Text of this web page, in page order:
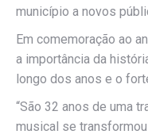
município a novos
Em comemoração ao
a importância da
longo dos anos e o
“São 32 anos de uma
musical se